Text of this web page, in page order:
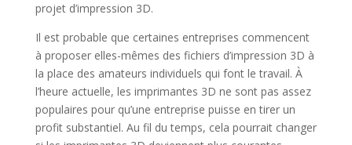
projet d’impression 3D.
Il est probable que certaines entreprises commencent
à proposer elles-mêmes des fichiers d’impression 3D à
la place des amateurs individuels qui font le travail. À
l’heure actuelle, les imprimantes 3D ne sont pas assez
populaires pour qu’une entreprise puisse en tirer un
profit substantiel. Au fil du temps, cela pourrait changer